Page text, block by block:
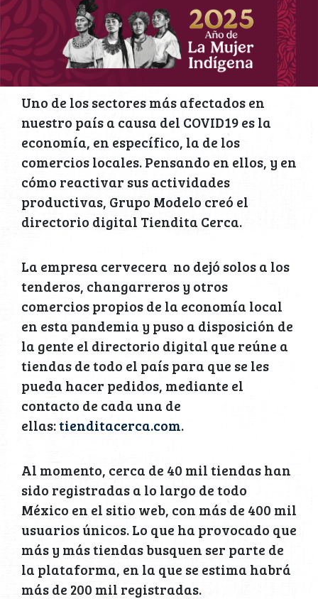
Uno de los sectores más afectados en
nuestro país a causa del COVID19 es la
economía, en específico, la de los
comercios locales. Pensando en ellos, y en
cómo reactivar sus actividades
productivas, Grupo Modelo creó el
directorio digital Tiendita Cerca.
La empresa cervecera no dejó solos a los
tenderos, changarreros y otros
comercios propios de la economía local
en esta pandemia y puso a disposición de
la gente el directorio digital que reúne a
tiendas de todo el país para que se les
pueda hacer pedidos, mediante el
contacto de cada una de
ellas:tienditacerca.com.
Al momento, cerca de 40 mil tiendas han
sido registradas a lo largo de todo
México en el sitio web, con más de 400 mil
usuarios únicos. Lo que ha provocado que
más y más tiendas busquen ser parte de
la plataforma, en la que se estima habrá
más de 200 mil registradas.